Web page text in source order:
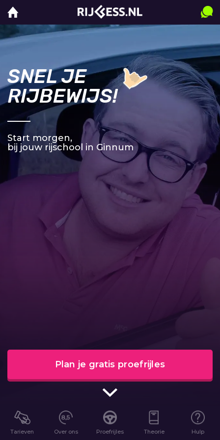
SNEL JE
RIJBEWIJS!
Start morgen,
bij jouw rijschool in Ginnum
Plan je gratis proefrijles
Tarieven Over ons Proefrijles Theorie Hulp